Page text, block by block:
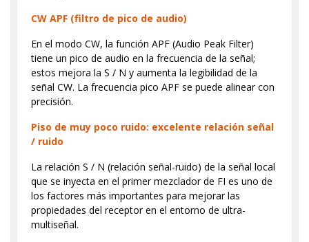
CW APF (filtro de pico de audio)
En el modo CW, la función APF (Audio Peak Filter)
tiene un pico de audio en la frecuencia de la señal;
estos mejora la S / N y aumenta la legibilidad de la
señal CW. La frecuencia pico APF se puede alinear con
precisión.
Piso de muy poco ruido: excelente relación señal
/ ruido
La relación S / N (relación señal-ruido) de la señal local
que se inyecta en el primer mezclador de FI es uno de
los factores más importantes para mejorar las
propiedades del receptor en el entorno de ultra-
multiseñal.